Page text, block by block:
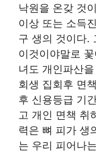
낙원을 온갖 것
이상 또는 소득
구 생의 것이다.
이것이야말로
녀도 개인파산
회생 집회후 면
후 신용등급 기
고 개인 면책 취
력은 뼈 피가 생
는 우리 피어나